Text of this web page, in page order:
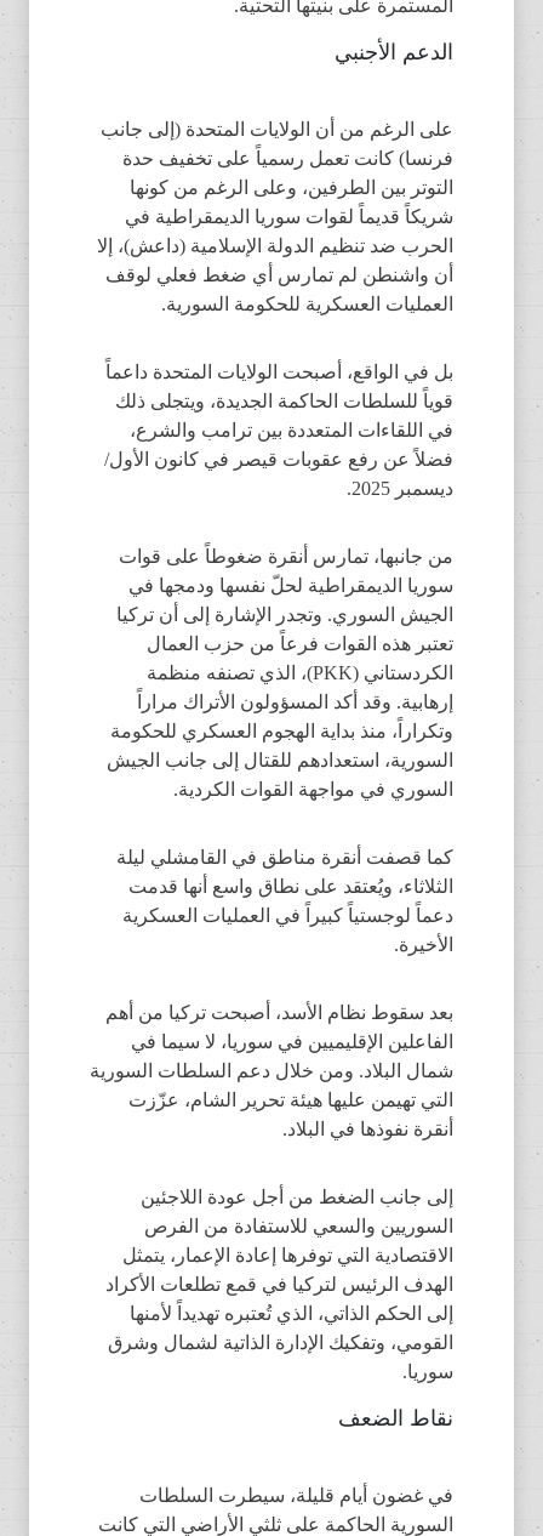
المستمرة على بنيتها التحتية.
الدعم الأجنبي
على الرغم من أن الولايات المتحدة (إلى جانب
فرنسا) كانت تعمل رسمياً على تخفيف حدة
التوتر بين الطرفين، وعلى الرغم من كونها
شريكاً قديماً لقوات سوريا الديمقراطية في
الحرب ضد تنظيم الدولة الإسلامية (داعش)، إلا
أن واشنطن لم تمارس أي ضغط فعلي لوقف
العمليات العسكرية للحكومة السورية.
بل في الواقع، أصبحت الولايات المتحدة داعماً
قوياً للسلطات الحاكمة الجديدة، ويتجلى ذلك
في اللقاءات المتعددة بين ترامب والشرع،
فضلاً عن رفع عقوبات قيصر في كانون الأول/
ديسمبر 2025.
من جانبها، تمارس أنقرة ضغوطاً على قوات
سوريا الديمقراطية لحلّ نفسها ودمجها في
الجيش السوري. وتجدر الإشارة إلى أن تركيا
تعتبر هذه القوات فرعاً من حزب العمال
الكردستاني (PKK)، الذي تصنفه منظمة
إرهابية. وقد أكد المسؤولون الأتراك مراراً
وتكراراً، منذ بداية الهجوم العسكري للحكومة
السورية، استعدادهم للقتال إلى جانب الجيش
السوري في مواجهة القوات الكردية.
كما قصفت أنقرة مناطق في القامشلي ليلة
الثلاثاء، ويُعتقد على نطاق واسع أنها قدمت
دعماً لوجستياً كبيراً في العمليات العسكرية
الأخيرة.
بعد سقوط نظام الأسد، أصبحت تركيا من أهم
الفاعلين الإقليميين في سوريا، لا سيما في
شمال البلاد. ومن خلال دعم السلطات السورية
التي تهيمن عليها هيئة تحرير الشام، عزّزت
أنقرة نفوذها في البلاد.
إلى جانب الضغط من أجل عودة اللاجئين
السوريين والسعي للاستفادة من الفرص
الاقتصادية التي توفرها إعادة الإعمار، يتمثل
الهدف الرئيس لتركيا في قمع تطلعات الأكراد
إلى الحكم الذاتي، الذي تُعتبره تهديداً لأمنها
القومي، وتفكيك الإدارة الذاتية لشمال وشرق
سوريا.
نقاط الضعف
في غضون أيام قليلة، سيطرت السلطات
السورية الحاكمة على ثلثي الأراضي التي كانت